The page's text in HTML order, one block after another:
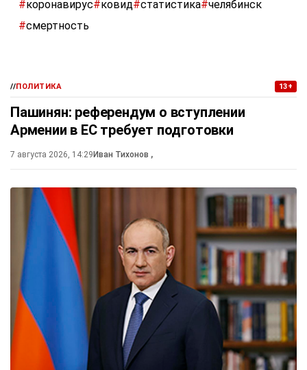
#коронавирус#ковид#статистика#челябинск
#смертность
//ПОЛИТИКА 13+
Пашинян: референдум о вступлении
Армении в ЕС требует подготовки
7 августа 2026, 14:29 Иван Тихонов ,